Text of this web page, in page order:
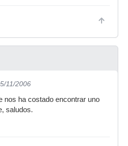
11/2006
nos ha costado encontrar uno
saludos.